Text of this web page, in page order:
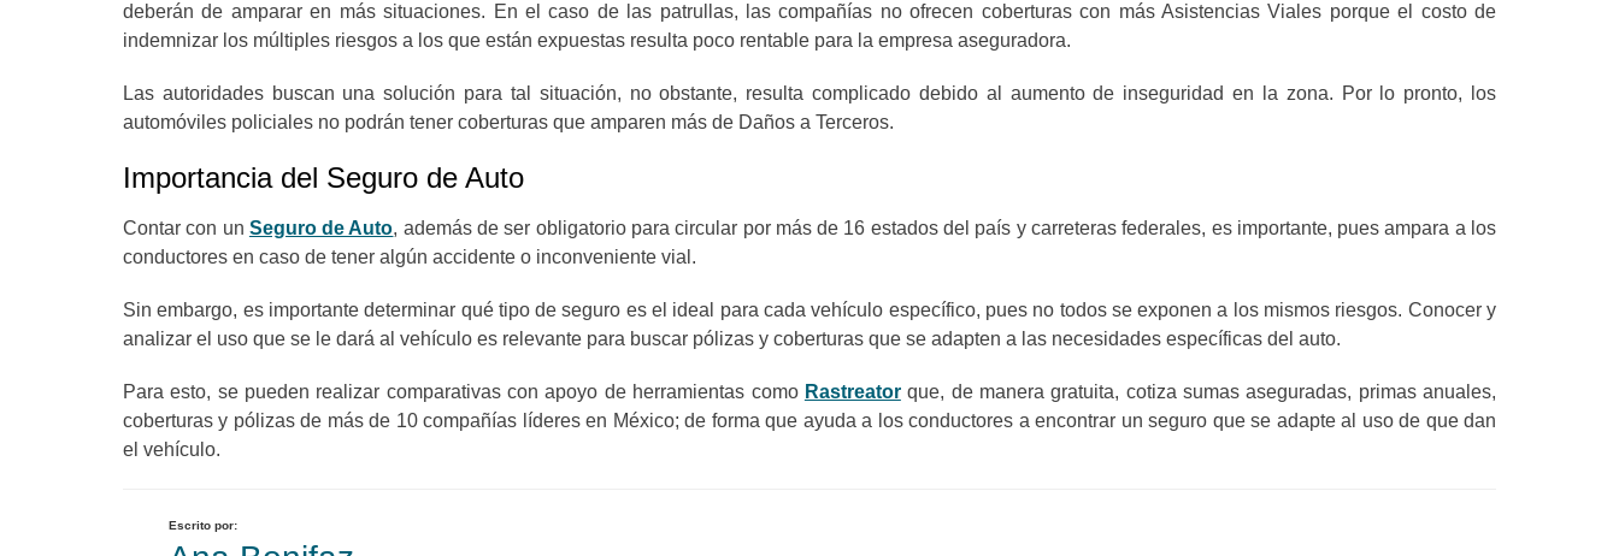
deberán de amparar en más situaciones. En el caso de las patrullas, las compañías no ofrecen coberturas con más Asistencias Viales porque el costo de
indemnizar los múltiples riesgos a los que están expuestas resulta poco rentable para la empresa aseguradora.
Las autoridades buscan una solución para tal situación, no obstante, resulta complicado debido al aumento de inseguridad en la zona. Por lo pronto, los
automóviles policiales no podrán tener coberturas que amparen más de Daños a Terceros.
Importancia del Seguro de Auto
Contar con un Seguro de Auto, además de ser obligatorio para circular por más de 16 estados del país y carreteras federales, es importante, pues ampara a los
conductores en caso de tener algún accidente o inconveniente vial.
Sin embargo, es importante determinar qué tipo de seguro es el ideal para cada vehículo específico, pues no todos se exponen a los mismos riesgos. Conocer y
analizar el uso que se le dará al vehículo es relevante para buscar pólizas y coberturas que se adapten a las necesidades específicas del auto.
Para esto, se pueden realizar comparativas con apoyo de herramientas como Rastreator que, de manera gratuita, cotiza sumas aseguradas, primas anuales,
coberturas y pólizas de más de 10 compañías líderes en México; de forma que ayuda a los conductores a encontrar un seguro que se adapte al uso de que dan
el vehículo.
Escrito por: